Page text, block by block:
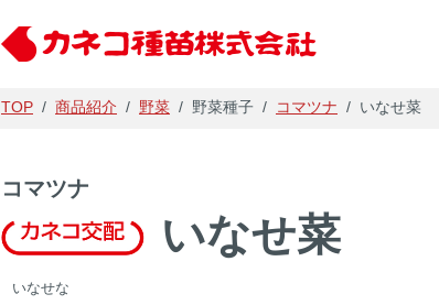
会社案内
企業理念・会社概要
事業内容
研究開発
財務情報
経営理念と戦略
TOP / 商品紹介 / 野菜 / 野菜種子 / コマツナ / いなせ菜
コマツナ
いなせ菜
いなせな